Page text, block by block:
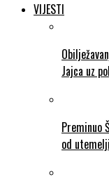
VIJESTI
Jajca uz
Preminuo
od